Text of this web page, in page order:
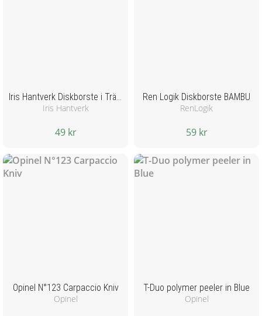
Iris Hantverk Diskborste i Trä (bok) - Vardag
Iris Hantverk
49 kr
Ren Logik Diskborste BAMBU
RenLogik
59 kr
Opinel N°123 Carpaccio Kniv
Opinel
T-Duo polymer peeler in Blue
Opinel